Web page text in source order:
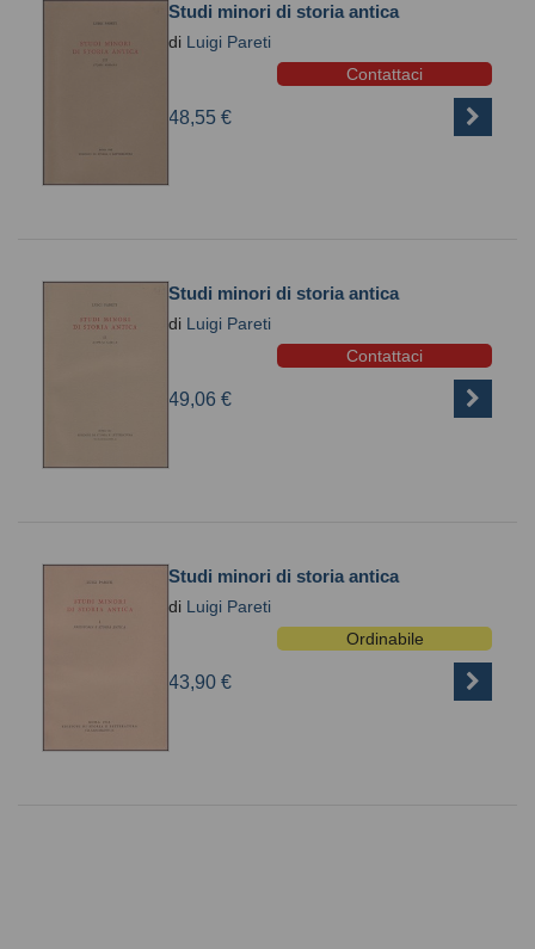
Studi minori di storia antica
di Luigi Pareti
Contattaci
48,55 €
Studi minori di storia antica
di Luigi Pareti
Contattaci
49,06 €
Studi minori di storia antica
di Luigi Pareti
Ordinabile
43,90 €